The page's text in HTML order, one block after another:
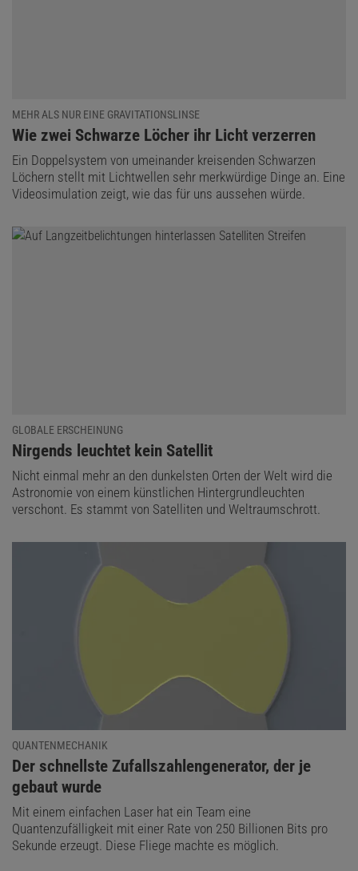
MEHR ALS NUR EINE GRAVITATIONSLINSE
:
Wie zwei Schwarze Löcher ihr Licht verzerren
Ein Doppelsystem von umeinander kreisenden Schwarzen
Löchern stellt mit Lichtwellen sehr merkwürdige Dinge an. Eine
Videosimulation zeigt, wie das für uns aussehen würde.
GLOBALE ERSCHEINUNG
:
Nirgends leuchtet kein Satellit
Nicht einmal mehr an den dunkelsten Orten der Welt wird die
Astronomie von einem künstlichen Hintergrundleuchten
verschont. Es stammt von Satelliten und Weltraumschrott.
QUANTENMECHANIK
:
Der schnellste Zufallszahlengenerator, der je
gebaut wurde
Mit einem einfachen Laser hat ein Team eine
Quantenzufälligkeit mit einer Rate von 250 Billionen Bits pro
Sekunde erzeugt. Diese Fliege machte es möglich.